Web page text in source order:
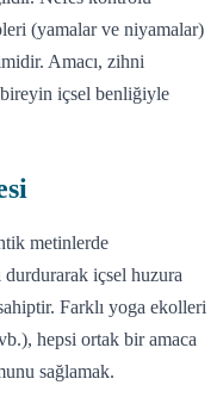
(yamalar ve niyamalar)
Amacı, zihni
içsel benliğiyle
metinlerde
durdurarak içsel huzura
Farklı yoga ekolleri
hepsi ortak bir amaca
sağlamak.